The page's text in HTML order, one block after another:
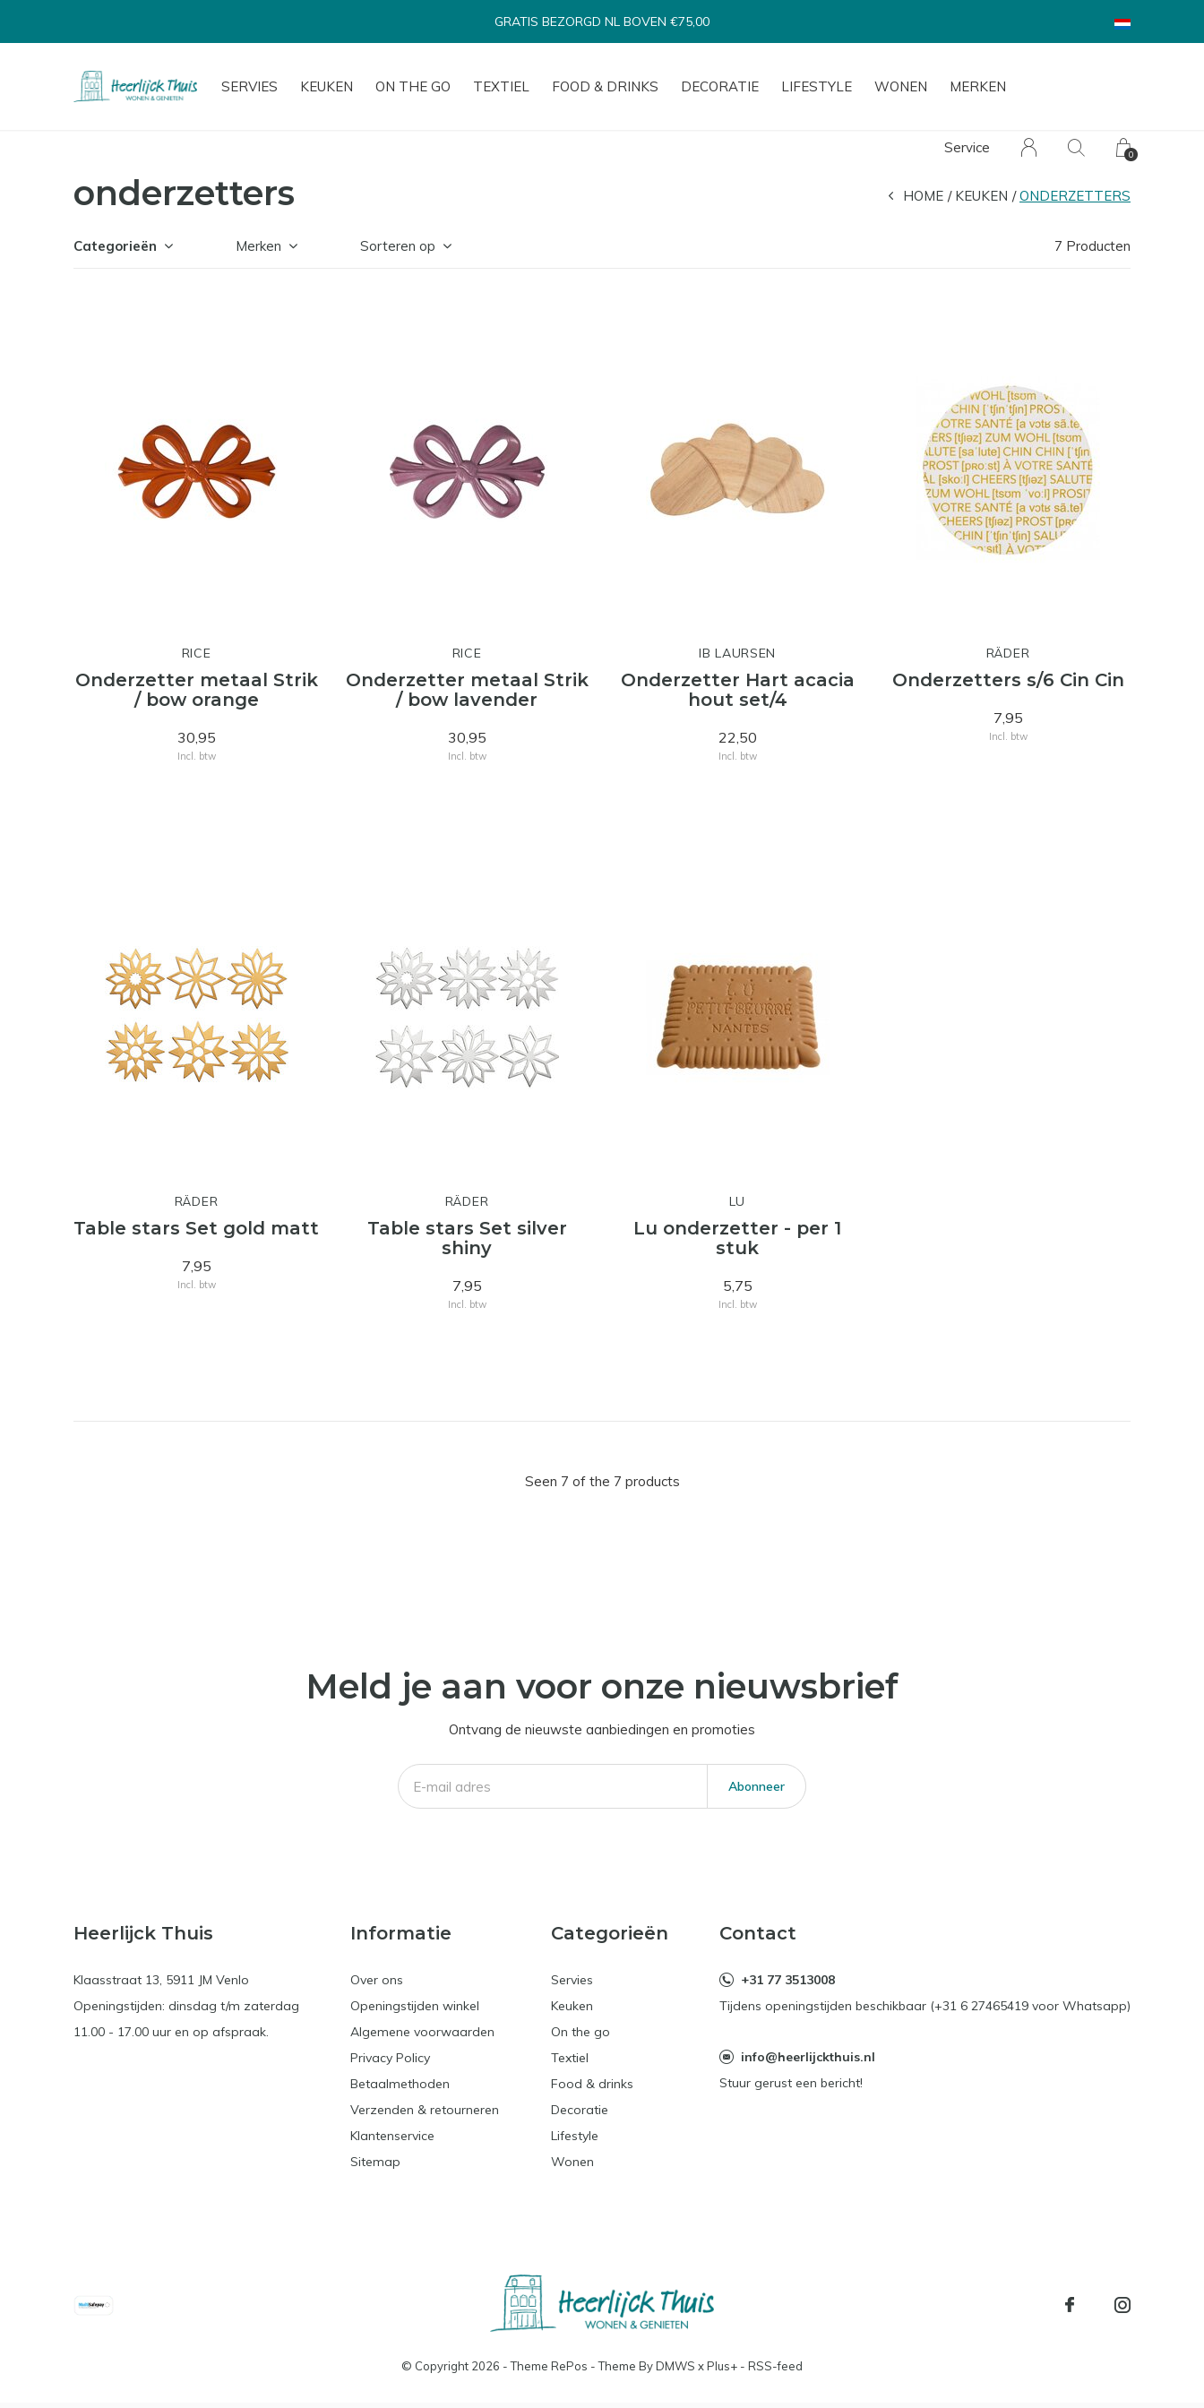
SERVIES KEUKEN ON THE GO TEXTIEL FOOD & DRINKS DECORATIE LIFESTYLE WONEN MERKEN
Service 0
BINNEN 1-3 WERKDAGEN VERSTUURD*
onderzetters HOME KEUKEN ONDERZETTERS
Categorieën Merken Sorteren op 7 Producten
RICE
Onderzetter metaal Strik
/ bow orange
30,95
Incl. btw
RICE
Onderzetter metaal Strik
/ bow lavender
30,95
Incl. btw
IB LAURSEN
Onderzetter Hart acacia
hout set/4
22,50
Incl. btw
RÄDER
Onderzetters s/6 Cin Cin
7,95
Incl. btw
RÄDER
Table stars Set gold matt
7,95
Incl. btw
RÄDER
Table stars Set silver
shiny
7,95
Incl. btw
LU
Lu onderzetter - per 1
stuk
5,75
Incl. btw
Seen 7 of the 7 products
Meld je aan voor onze nieuwsbrief
Ontvang de nieuwste aanbiedingen en promoties
Abonneer
Heerlijck Thuis
Klaasstraat 13, 5911 JM Venlo
Openingstijden: dinsdag t/m zaterdag
11.00 - 17.00 uur en op afspraak.
Informatie
Over ons
Openingstijden winkel
Algemene voorwaarden
Privacy Policy
Betaalmethoden
Verzenden & retourneren
Klantenservice
Sitemap
Categorieën
Servies
Keuken
On the go
Textiel
Food & drinks
Decoratie
Lifestyle
Wonen
Contact
+31 77 3513008
Tijdens openingstijden beschikbaar (+31 6 27465419 voor Whatsapp)
info@heerlijckthuis.nl
Stuur gerust een bericht!
© Copyright 2026 - Theme RePos - Theme ByDMWS xPlus+ - RSS-feed